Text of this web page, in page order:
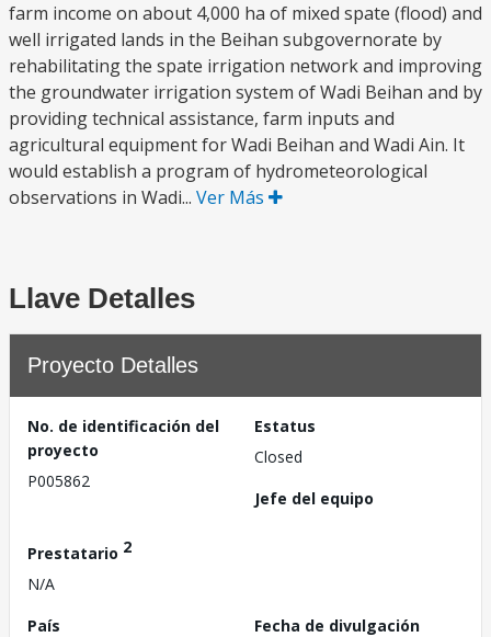
farm income on about 4,000 ha of mixed spate (flood) and
well irrigated lands in the Beihan subgovernorate by
rehabilitating the spate irrigation network and improving
the groundwater irrigation system of Wadi Beihan and by
providing technical assistance, farm inputs and
agricultural equipment for Wadi Beihan and Wadi Ain. It
would establish a program of hydrometeorological
observations in Wadi... Ver Más
Llave Detalles
Proyecto Detalles
No. de identificación del
proyecto
P005862
Estatus
Closed
Jefe del equipo
Prestatario 2
N/A
País
Fecha de divulgación